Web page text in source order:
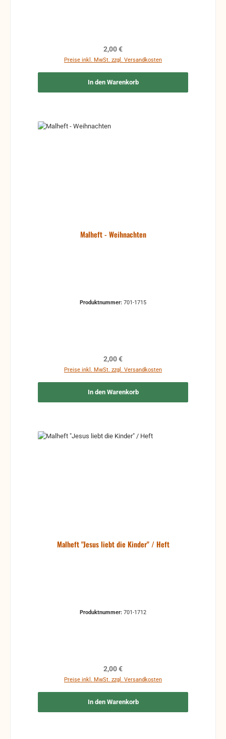
Regulärer Preis:
2,00 €
Preise inkl. MwSt. zzgl. Versandkosten
In den Warenkorb
Malheft - Weihnachten
Produktnummer: 701-1715
Regulärer Preis:
2,00 €
Preise inkl. MwSt. zzgl. Versandkosten
In den Warenkorb
Malheft "Jesus liebt die Kinder" / Heft
Produktnummer: 701-1712
Regulärer Preis:
2,00 €
Preise inkl. MwSt. zzgl. Versandkosten
In den Warenkorb